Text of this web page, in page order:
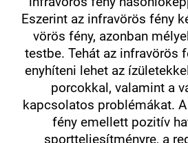
Eszerint az infravörös fény
vörös fény, azonban
testbe. Tehát az infravörös
enyhíteni lehet az
porcokkal, valamint a
kapcsolatos problémákat.
fény emellett pozitív
sportteljesítményre, a